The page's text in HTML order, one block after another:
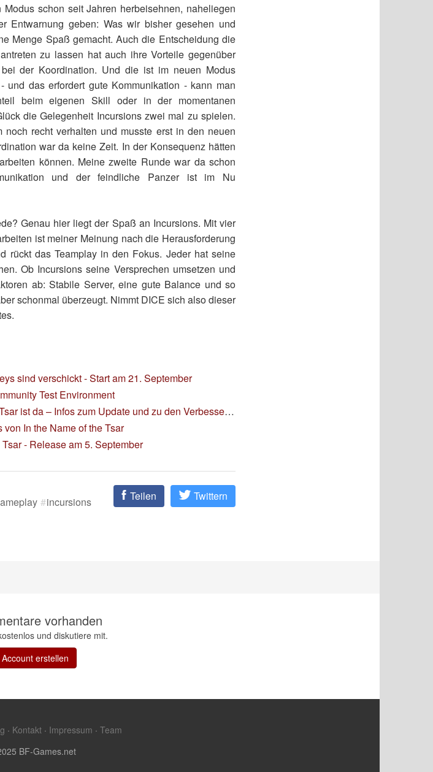
schon seit Jahren herbeisehnen, naheliegen
Entwarnung geben: Was wir bisher gesehen und
Menge Spaß gemacht. Auch die Entscheidung die
zu lassen hat auch ihre Vorteile gegenüber
der Koordination. Und die ist im neuen Modus
und das erfordert gute Kommunikation - kann man
beim eigenen Skill oder in der momentanen
die Gelegenheit Incursions zwei mal zu spielen.
recht verhalten und musste erst in den neuen
war da keine Zeit. In der Konsequenz hätten
können. Meine zweite Runde war da schon
und der feindliche Panzer ist im Nu
Genau hier liegt der Spaß an Incursions. Mit vier
ist meiner Meinung nach die Herausforderung
rückt das Teamplay in den Fokus. Jeder hat seine
Ob Incursions seine Versprechen umsetzen und
ab: Stabile Server, eine gute Balance und so
schonmal überzeugt. Nimmt DICE sich also dieser
sind verschickt - Start am 21. September
Test Environment
ist da – Infos zum Update und zu den Verbesserungen
In the Name of the Tsar
- Release am 5. September
Teilen Twittern
incursions
vorhanden
und diskutiere mit.
erstellen
· Kontakt · Impressum · Team
BF-Games.net